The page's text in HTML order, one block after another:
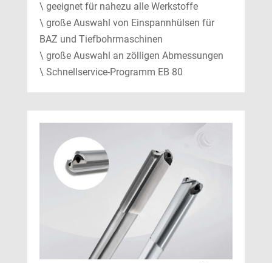
\ geeignet für nahezu alle Werkstoffe
\ große Auswahl von Einspannhülsen für
BAZ und Tiefbohrmaschinen
\ große Auswahl an zölligen Abmessungen
\ Schnellservice-Programm EB 80